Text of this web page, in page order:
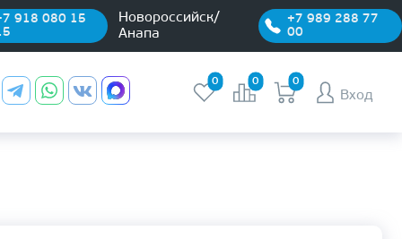
918 080 15
Новороссийск/
Анапа
+7 989 288 77
00
0 0 0
Вход